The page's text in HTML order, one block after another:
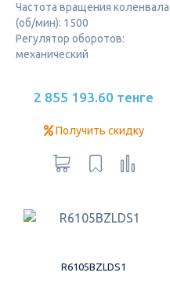
Частота вращения коленвала
(об/мин): 1500
Регулятор оборотов:
механический
2 855 193.60 тенге
Получить скидку
R6105BZLDS1